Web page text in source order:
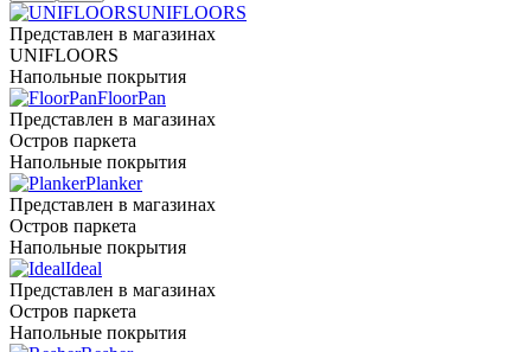
UNIFLOORS
Представлен в магазинах
UNIFLOORS
Напольные покрытия
FloorPan
Представлен в магазинах
Остров паркета
Напольные покрытия
Planker
Представлен в магазинах
Остров паркета
Напольные покрытия
Ideal
Представлен в магазинах
Остров паркета
Напольные покрытия